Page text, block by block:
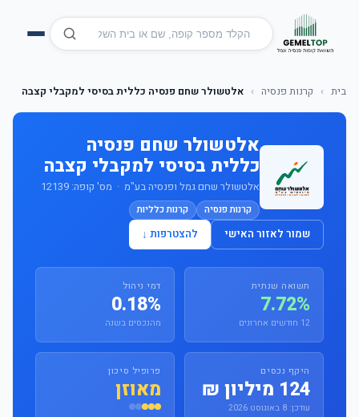
בית › קרנות פנסיה › אלטשולר שחם פנסיה כללית בסיסי למקבלי קצבה
אלטשולר שחם פנסיה
כללית בסיסי למקבלי קצבה
אלטשולר שחם גמל ופנסיה בע"מ · מס' קופה: 12139
קרנות פנסיה קרנות כלליות
שמור לאזור האישי להצטרפות ↓
תשואה שנתית
7.72%
12 חודשים אחרונים
דמי ניהול
0.18%
מהנכסים בשנה
היקף נכסים
124 מיליון ₪
עודכן: 8 באוגוסט 2026
פרופיל סיכון
מאוזן